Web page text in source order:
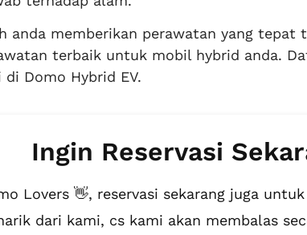
anda memberikan perawatan yang tepat
terbaik untuk mobil hybrid anda.
Domo Hybrid EV.
Ingin Reservasi
Lovers 👋, reservasi sekarang juga
dari kami, cs kami akan membalas